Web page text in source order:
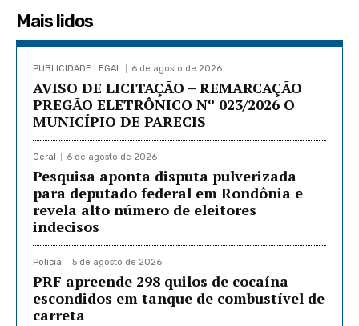
Mais lidos
PUBLICIDADE LEGAL 6 de agosto de 2026
AVISO DE LICITAÇÃO – REMARCAÇÃO
PREGÃO ELETRÔNICO Nº 023/2026 O
MUNICÍPIO DE PARECIS
Geral 6 de agosto de 2026
Pesquisa aponta disputa pulverizada
para deputado federal em Rondônia e
revela alto número de eleitores
indecisos
Policia 5 de agosto de 2026
PRF apreende 298 quilos de cocaína
escondidos em tanque de combustível de
carreta